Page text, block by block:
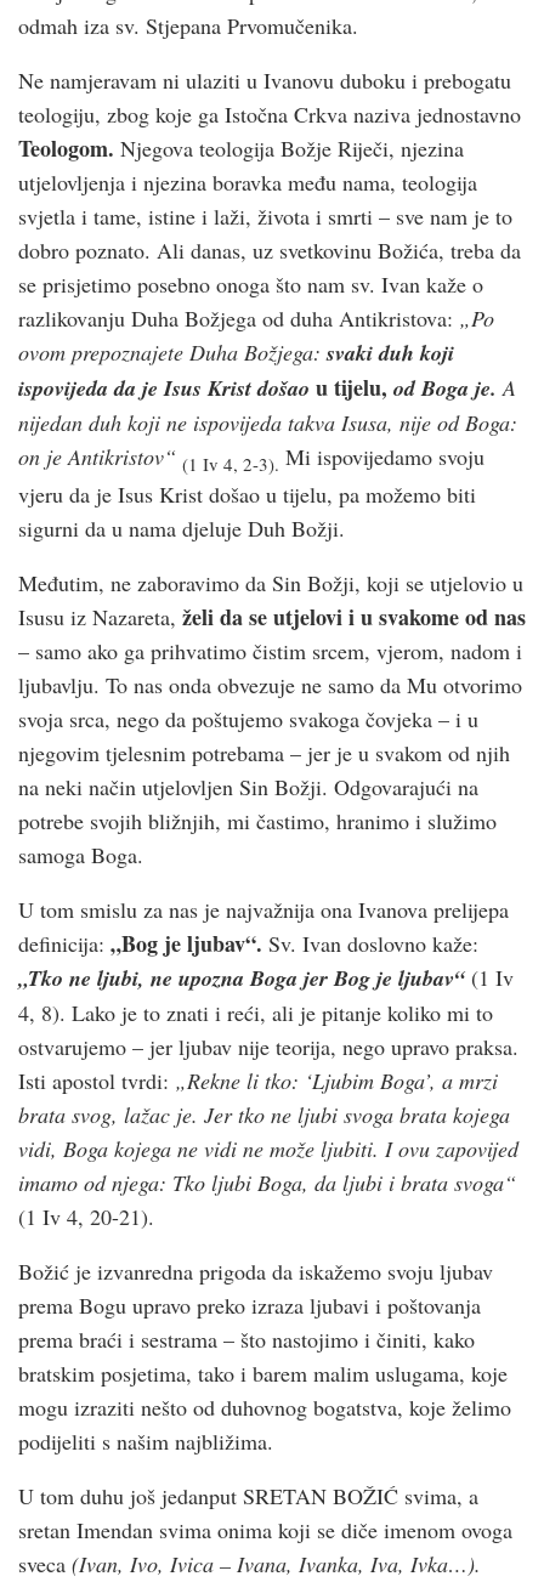
odmah iza sv. Stjepana Prvomučenika.
Ne namjeravam ni ulaziti u Ivanovu duboku i prebogatu
teologiju, zbog koje ga Istočna Crkva naziva jednostavno
Teologom. Njegova teologija Božje Riječi, njezina
utjelovljenja i njezina boravka među nama, teologija
svjetla i tame, istine i laži, života i smrti – sve nam je to
dobro poznato. Ali danas, uz svetkovinu Božića, treba da
se prisjetimo posebno onoga što nam sv. Ivan kaže o
razlikovanju Duha Božjega od duha Antikristova: „Po
ovom prepoznajete Duha Božjega:svaki duh koji
ispovijeda da je Isus Krist došao u tijelu, od Boga je. A
nijedan duh koji ne ispovijeda takva Isusa, nije od Boga:
on je Antikristov“ (1 Iv 4, 2-3). Mi ispovijedamo svoju
vjeru da je Isus Krist došao u tijelu, pa možemo biti
sigurni da u nama djeluje Duh Božji.
Međutim, ne zaboravimo da Sin Božji, koji se utjelovio u
Isusu iz Nazareta, želi da se utjelovi i u svakome od nas
– samo ako ga prihvatimo čistim srcem, vjerom, nadom i
ljubavlju. To nas onda obvezuje ne samo da Mu otvorimo
svoja srca, nego da poštujemo svakoga čovjeka – i u
njegovim tjelesnim potrebama – jer je u svakom od njih
na neki način utjelovljen Sin Božji. Odgovarajući na
potrebe svojih bližnjih, mi častimo, hranimo i služimo
samoga Boga.
U tom smislu za nas je najvažnija ona Ivanova prelijepa
definicija: „Bog je ljubav“. Sv. Ivan doslovno kaže:
„Tko ne ljubi, ne upozna Boga jer Bog je ljubav“ (1 Iv
4, 8). Lako je to znati i reći, ali je pitanje koliko mi to
ostvarujemo – jer ljubav nije teorija, nego upravo praksa.
Isti apostol tvrdi: „Rekne li tko: ‘Ljubim Boga’, a mrzi
brata svog, lažac je. Jer tko ne ljubi svoga brata kojega
vidi, Boga kojega ne vidi ne može ljubiti. I ovu zapovijed
imamo od njega: Tko ljubi Boga, da ljubi i brata svoga“
(1 Iv 4, 20-21).
Božić je izvanredna prigoda da iskažemo svoju ljubav
prema Bogu upravo preko izraza ljubavi i poštovanja
prema braći i sestrama – što nastojimo i činiti, kako
bratskim posjetima, tako i barem malim uslugama, koje
mogu izraziti nešto od duhovnog bogatstva, koje želimo
podijeliti s našim najbližima.
U tom duhu još jedanput SRETAN BOŽIĆ svima, a
sretan Imendan svima onima koji se diče imenom ovoga
sveca (Ivan, Ivo, Ivica – Ivana, Ivanka, Iva, Ivka…).